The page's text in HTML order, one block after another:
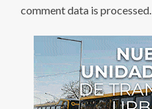
comment data is processed.